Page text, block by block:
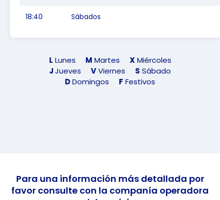
18:40 Sábados
L Lunes M Martes XMiércoles
JJueves VViernes S Sábado
DDomingos F Festivos
Para una información más detallada por
favor consulte con la companía operadora